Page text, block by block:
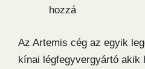
hozzá
Az Artemis cég az egyik
kínai légfegyvergyártó akik